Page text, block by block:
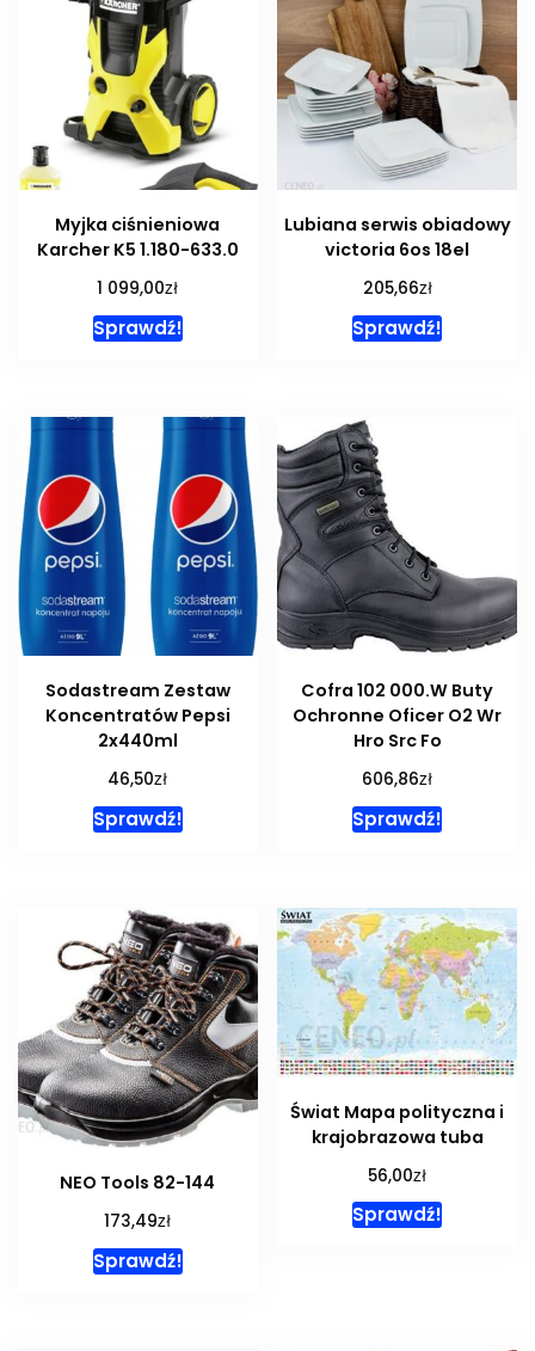
Myjka ciśnieniowa
Karcher K5 1.180-633.0
1 099,00zł
Sprawdź!
Lubiana serwis obiadowy
victoria 6os 18el
205,66zł
Sprawdź!
Sodastream Zestaw
Koncentratów Pepsi
2x440ml
46,50zł
Sprawdź!
Cofra 102 000.W Buty
Ochronne Oficer O2 Wr
Hro Src Fo
606,86zł
Sprawdź!
NEO Tools 82-144
173,49zł
Sprawdź!
Świat Mapa polityczna i
krajobrazowa tuba
56,00zł
Sprawdź!